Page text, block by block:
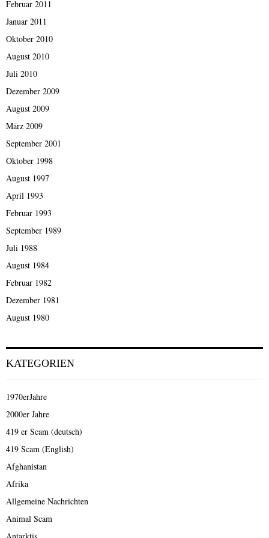
Februar 2011
Januar 2011
Oktober 2010
August 2010
Juli 2010
Dezember 2009
August 2009
März 2009
September 2001
Oktober 1998
August 1997
April 1993
Februar 1993
September 1989
Juli 1988
August 1984
Februar 1982
Dezember 1981
August 1980
KATEGORIEN
1970erJahre
2000er Jahre
419 er Scam (deutsch)
419 Scam (English)
Afghanistan
Afrika
Allgemeine Nachrichten
Animal Scam